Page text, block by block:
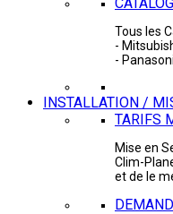
Tous les
-
-
INSTALLATION /
TARIFS
Mise en
Clim-
et de le